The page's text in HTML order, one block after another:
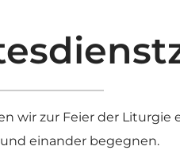
wir zur Feier der Liturgie
einander begegnen.